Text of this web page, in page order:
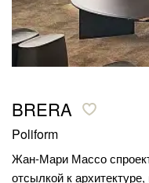
BRERA
Poliform
Жан-Мари Массо
отсылкой к